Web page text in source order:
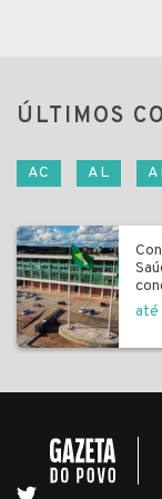
ÚLTIMOS
AC AL
até